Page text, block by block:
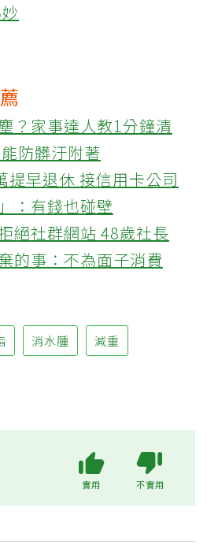
？家事達人教1分鐘清
防髒汙附著
提早退休 接信用卡公司
：有錢也碰壁
絕社群網站 48歲社長
的事：不為面子消費
消水腫 減重
實用 不實用